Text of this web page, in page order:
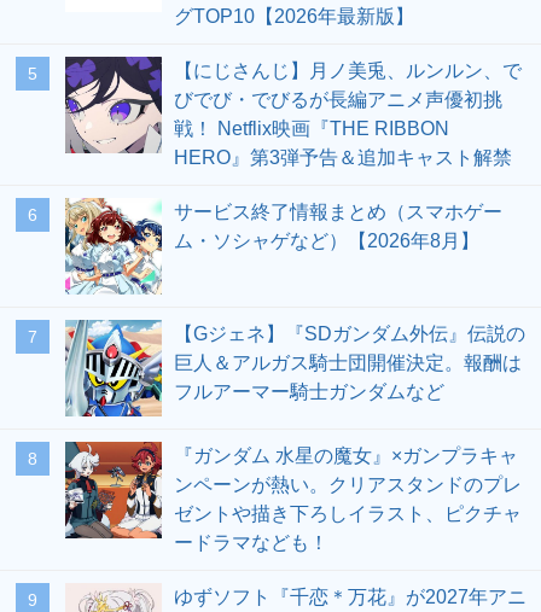
グTOP10【2026年最新版】
5
【にじさんじ】月ノ美兎、ルンルン、で
びでび・でびるが長編アニメ声優初挑
戦！ Netflix映画『THE RIBBON
HERO』第3弾予告＆追加キャスト解禁
6
サービス終了情報まとめ（スマホゲー
ム・ソシャゲなど）【2026年8月】
7
【Gジェネ】『SDガンダム外伝』伝説の
巨人＆アルガス騎士団開催決定。報酬は
フルアーマー騎士ガンダムなど
8
『ガンダム 水星の魔女』×ガンプラキャ
ンペーンが熱い。クリアスタンドのプレ
ゼントや描き下ろしイラスト、ピクチャ
ードラマなども！
9
ゆずソフト『千恋＊万花』が2027年アニ